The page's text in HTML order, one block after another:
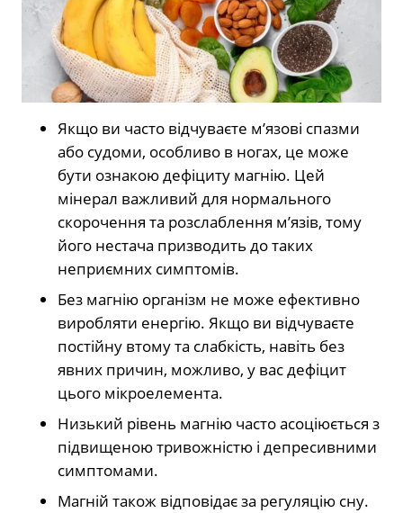
Якщо ви часто відчуваєте м’язові спазми
або судоми, особливо в ногах, це може
бути ознакою дефіциту магнію. Цей
мінерал важливий для нормального
скорочення та розслаблення м’язів, тому
його нестача призводить до таких
неприємних симптомів.
Без магнію організм не може ефективно
виробляти енергію. Якщо ви відчуваєте
постійну втому та слабкість, навіть без
явних причин, можливо, у вас дефіцит
цього мікроелемента.
Низький рівень магнію часто асоціюється з
підвищеною тривожністю і депресивними
симптомами.
Магній також відповідає за регуляцію сну.